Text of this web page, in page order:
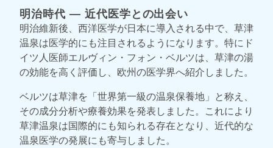
明治時代 ― 近代医学との出会い
明治維新後、西洋医学が日本に導入される中で、草津
温泉は医学的にも注目されるようになります。特にド
イツ人医師エルヴィン・フォン・ベルツは、草津の湯
の効能を高く評価し、欧州の医学界へ紹介しました。
ベルツは草津を「世界第一級の温泉保養地」と称え、
その成分分析や療養効果を発表しました。これにより
草津温泉は国際的にも知られる存在となり、近代的な
温泉医学の発展にも寄与しました。